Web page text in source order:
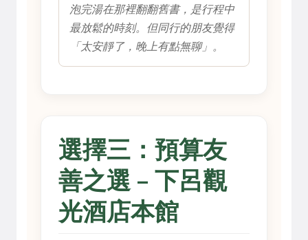
泡完湯在那裡翻翻舊書，是行程中
最放鬆的時刻。但同行的朋友覺得
「太安靜了，晚上有點無聊」。
選擇三：預算友
善之選 – 下呂觀
光酒店本館